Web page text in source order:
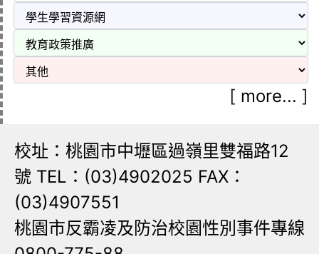
[ more... ]
校址：桃園市中壢區過嶺里雙福路12
號 TEL：(03)4902025 FAX：
(03)4907551
桃園市反霸凌及防治校園性別事件專線